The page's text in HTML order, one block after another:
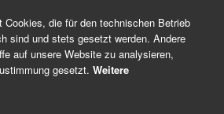
Cookies, die für den technischen Betrieb
sind und stets gesetzt werden. Andere
auf unsere Website zu analysieren,
gesetzt. Weitere